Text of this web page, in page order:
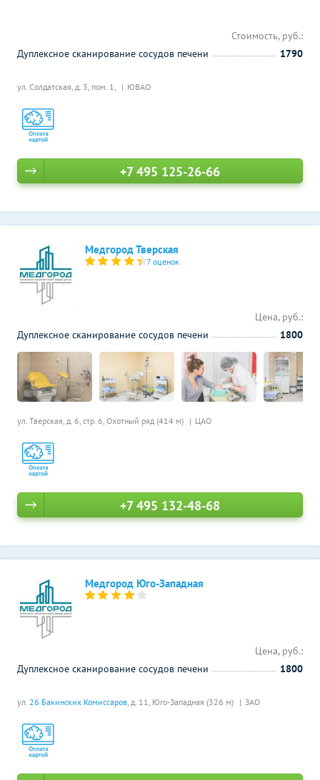
ул. Солдатская, д. 3, пом. 1, ЮВАО
Стоимость, руб.:
Дуплексное сканирование сосудов печени
1790
+7 495 125-26-66
Медгород Тверская
7 оценок
ул. Тверская, д. 6, стр. 6, Охотный ряд (414 м) ЦАО
Цена, руб.:
Дуплексное сканирование сосудов печени
1800
+7 495 132-48-68
Медгород Юго-Западная
ул. 26 Бакинских Комиссаров, д. 11, Юго-Западная (326 м) ЗАО
Цена, руб.:
Дуплексное сканирование сосудов печени
1800